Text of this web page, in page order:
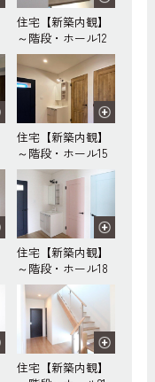
住宅【新築内観】
～階段・ホール12
住宅【新築内観】
～階段・ホール15
住宅【新築内観】
～階段・ホール18
住宅【新築内観】